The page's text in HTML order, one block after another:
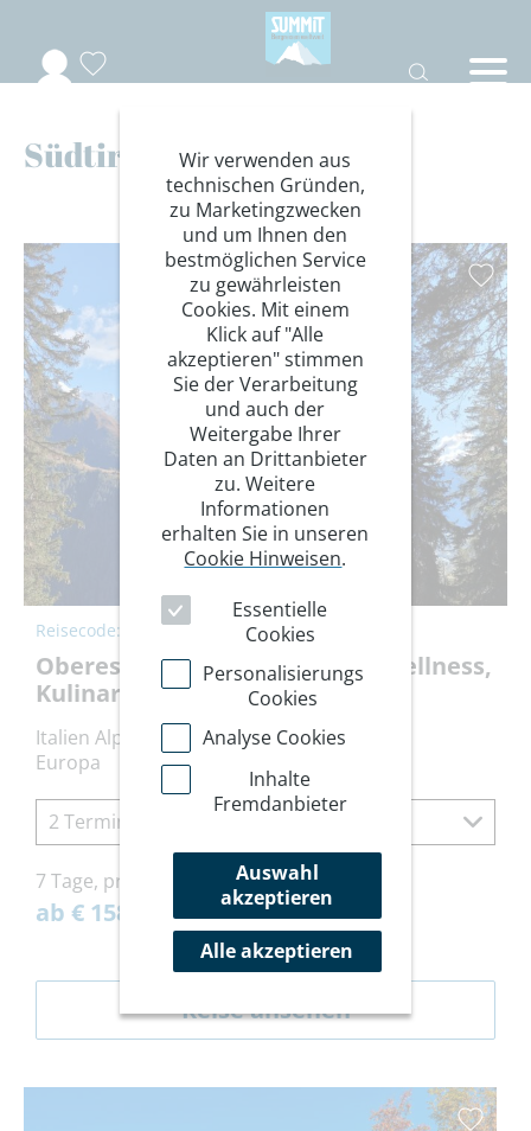
Südtirol
Reisecode: HHVIN
Oberes Vinschgau: Wandern, Wellness,
Kulinarik
Italien Alpen
Europa
2 Termine à 7 Tage
7 Tage, pro Person
ab € 1585,-
Reise ansehen
Wir verwenden aus
technischen Gründen,
zu Marketingzwecken
und um Ihnen den
bestmöglichen Service
zu gewährleisten
Cookies. Mit einem
Klick auf "Alle
akzeptieren" stimmen
Sie der Verarbeitung
und auch der
Weitergabe Ihrer
Daten an Drittanbieter
zu. Weitere
Informationen
erhalten Sie in unseren
Cookie Hinweisen.
Essentielle
Cookies
Personalisierungs
Cookies
Analyse Cookies
Inhalte
Fremdanbieter
Auswahl
akzeptieren
Alle akzeptieren